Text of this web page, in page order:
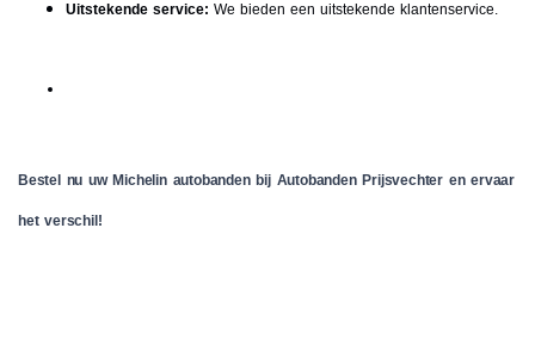
Uitstekende service: We bieden een uitstekende klantenservice.
Bestel nu uw Michelin autobanden bij Autobanden Prijsvechter en ervaar
het verschil!